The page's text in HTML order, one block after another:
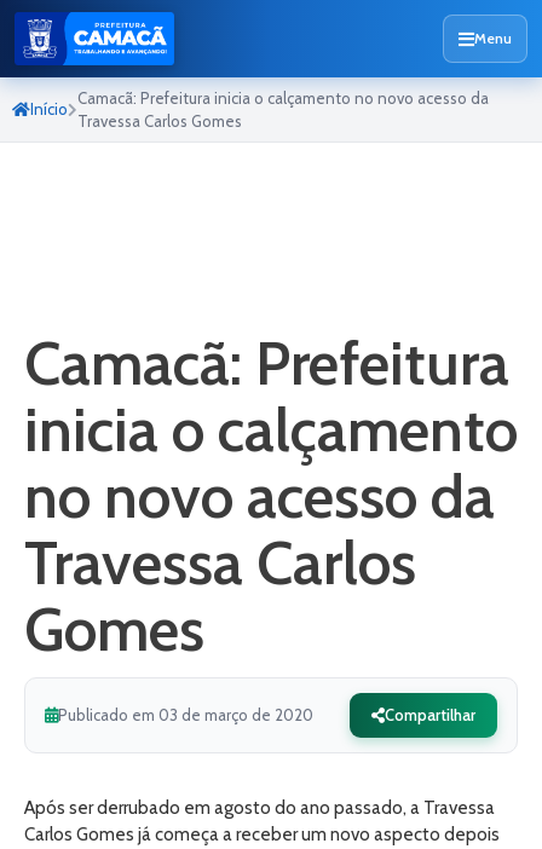
Menu
Início
Camacã: Prefeitura inicia o calçamento no novo acesso da
Travessa Carlos Gomes
Camacã: Prefeitura
inicia o calçamento
no novo acesso da
Travessa Carlos
Gomes
Publicado em 03 de março de 2020 Compartilhar
Após ser derrubado em agosto do ano passado, a Travessa
Carlos Gomes já começa a receber um novo aspecto depois